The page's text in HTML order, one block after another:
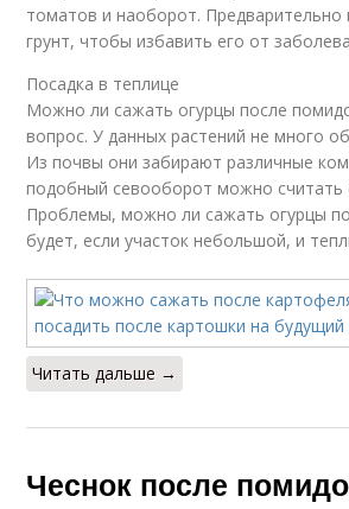
томатов и наоборот. Предварительно
грунт, чтобы избавить его от
Посадка в теплице
Можно ли сажать огурцы после
вопрос. У данных растений не много
Из почвы они забирают различные
подобный севооборот можно считать
Проблемы, можно ли сажать огурцы
будет, если участок небольшой, и
Читать дальше →
Чеснок после